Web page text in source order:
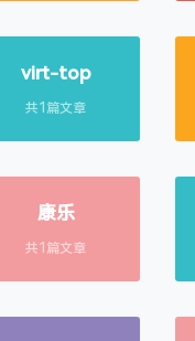
virt-top
共1篇文章
康乐
共1篇文章